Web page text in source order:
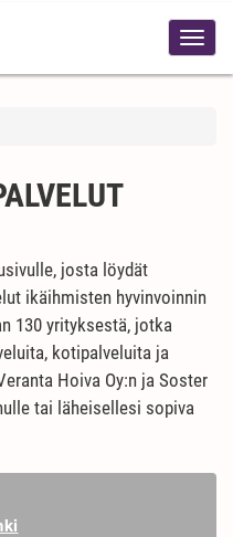
josta löydät
ikäihmisten hyvinvoinnin
130 yrityksestä, jotka
kotipalveluita ja
Hoiva Oy:n ja Soster
tai läheisellesi sopiva